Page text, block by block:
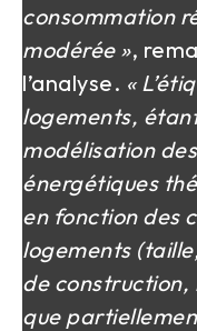
consommation
modérée »,
l’analyse. «
logements,
modélisation
énergétiques
en fonction des
logements
de construction,
que